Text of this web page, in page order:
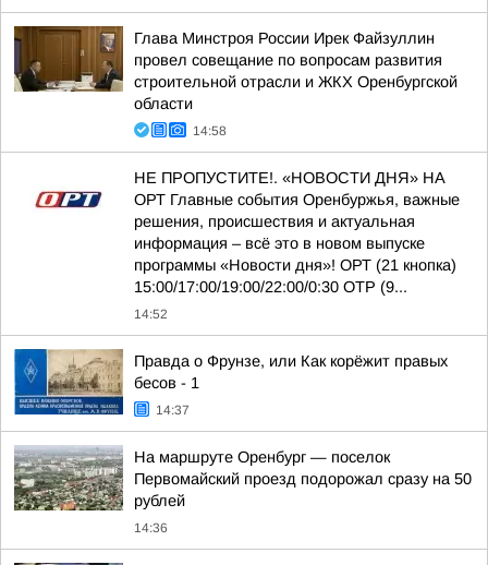
Глава Минстроя России Ирек Файзуллин
провел совещание по вопросам развития
строительной отрасли и ЖКХ Оренбургской
области
14:58
НЕ ПРОПУСТИТЕ!. «НОВОСТИ ДНЯ» НА
ОРТ Главные события Оренбуржья, важные
решения, происшествия и актуальная
информация – всё это в новом выпуске
программы «Новости дня»! ОРТ (21 кнопка)
15:00/17:00/19:00/22:00/0:30 ОТР (9...
14:52
Правда о Фрунзе, или Как корёжит правых
бесов - 1
14:37
На маршруте Оренбург — поселок
Первомайский проезд подорожал сразу на 50
рублей
14:36